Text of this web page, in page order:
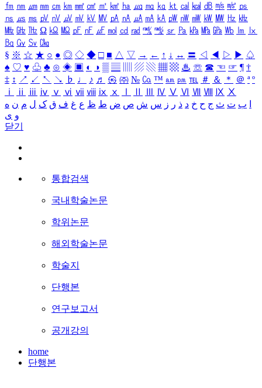
㎙ ㎚ ㎛ ㎜ ㎝ ㎞ ㎟ ㎠ ㎡ ㎢ ㏊ ㎍ ㎎ ㎏ ㏏ ㎈ ㎉ ㏈ ㎧ ㎨ ㎰
㎱ ㎲ ㎳ ㎴ ㎵ ㎶ ㎷ ㎸ ㎹ ㎀ ㎁ ㎂ ㎃ ㎄ ㎺ ㎻ ㎽ ㎾ ㎿ ㎐ ㎑
㎒ ㎓ ㎔ Ω ㏀ ㏁ ㎊ ㎋ ㎌ ㏖ ㏅ ㎭ ㎮ ㎯ ㏛ ㎩ ㎪ ㎫ ㎬ ㏝ ㏐
㏓
㏃ ㏉ ㏜ ㏆
§ ※ ☆ ★ ○ ● ◎ ◇ ◆ □ ■ △ ▽ → ← ↑ ↓ ↔ 〓 ◁ ◀ ▷ ▶ ♤
♠ ♡ ♥ ♧ ♣ ⊙ ◈ ▣ ◐ ◑ ▒ ▤ ▨ ▧ ▦ ▩ ♨ ☏ ☎ ☜ ☞ ¶ †
‡ ↕ ↗ ↙ ↖ ↘ ♭ ♩ ♪ ♬ ㉿ ㈜ № ㏇ ™ ㏂ ㏘ ℡ ＃ ＆ ＊ ＠ ª º
ⅰ
ⅱ ⅲ ⅳ ⅴ ⅵ ⅶ ⅷ ⅸ ⅹ Ⅳ Ⅴ Ⅵ Ⅶ Ⅷ Ⅸ Ⅹ
ب ت ث ج ح خ د ذ ر ز س ش ص ض ط ظ ع غ ف ق ک ل م ن ه
و ی
닫기
통합검색
국내학술논문
학위논문
해외학술논문
학술지
단행본
연구보고서
공개강의
home
단행본